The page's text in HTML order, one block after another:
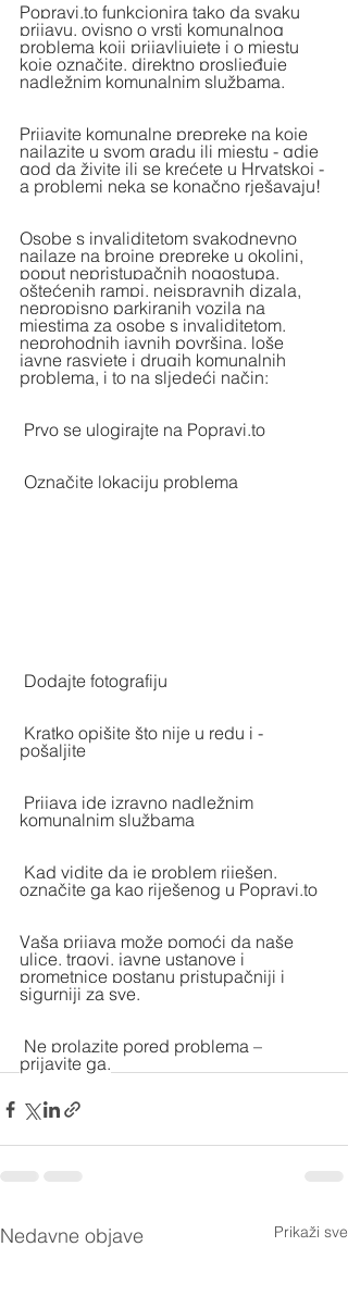
Popravi.to funkcionira tako da svaku
prijavu, ovisno o vrsti komunalnog
problema koji prijavljujete i o mjestu
koje označite, direktno prosljeđuje
nadležnim komunalnim službama.
Prijavite komunalne prepreke na koje
nailazite u svom gradu ili mjestu - gdje
god da živite ili se krećete u Hrvatskoj -
a problemi neka se konačno rješavaju!
Osobe s invaliditetom svakodnevno
nailaze na brojne prepreke u okolini,
poput nepristupačnih nogostupa,
oštećenih rampi, neispravnih dizala,
nepropisno parkiranih vozila na
mjestima za osobe s invaliditetom,
neprohodnih javnih površina, loše
javne rasvjete i drugih komunalnih
problema, i to na sljedeći način:
Prvo se ulogirajte na Popravi.to
Označite lokaciju problema
Dodajte fotografiju
pošaljite
komunalnim službama
označite ga kao riješenog u Popravi.to
Vaša prijava može pomoći da naše
ulice, trgovi, javne ustanove i
prometnice postanu pristupačniji i
sigurniji za sve.
prijavite ga.
Nedavne objave Prikaži sve